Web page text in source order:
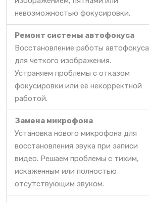
невозможностью фокусировки.
Ремонт системы автофокуса
Восстановление работы автофокуса
для четкого изображения.
Устраняем проблемы с отказом
фокусировки или её некорректной
работой.
Замена микрофона
Установка нового микрофона для
восстановления звука при записи
видео. Решаем проблемы с тихим,
искаженным или полностью
отсутствующим звуком.